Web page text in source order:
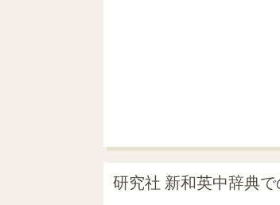
研究社 新和英中辞典